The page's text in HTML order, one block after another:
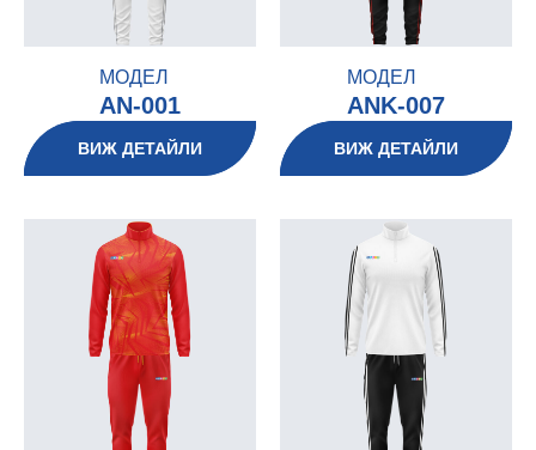
МОДЕЛ
AN-001
ВИЖ ДЕТАЙЛИ
МОДЕЛ
ANK-007
ВИЖ ДЕТАЙЛИ